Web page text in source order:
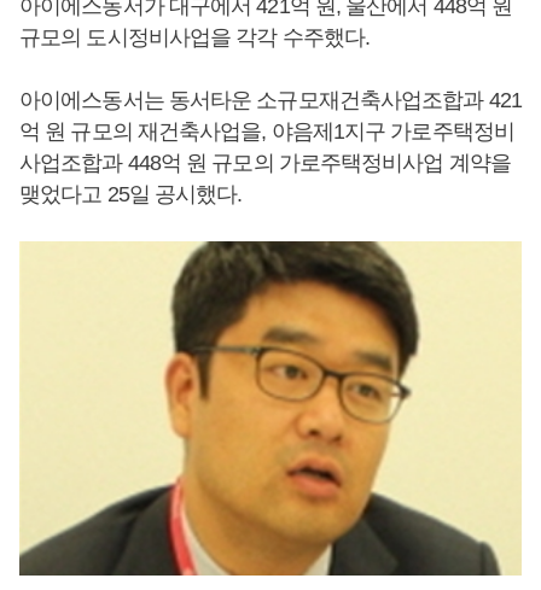
아이에스동서가 대구에서 421억 원, 울산에서 448억 원
규모의 도시정비사업을 각각 수주했다.
아이에스동서는 동서타운 소규모재건축사업조합과 421
억 원 규모의 재건축사업을, 야음제1지구 가로주택정비
사업조합과 448억 원 규모의 가로주택정비사업 계약을
맺었다고 25일 공시했다.